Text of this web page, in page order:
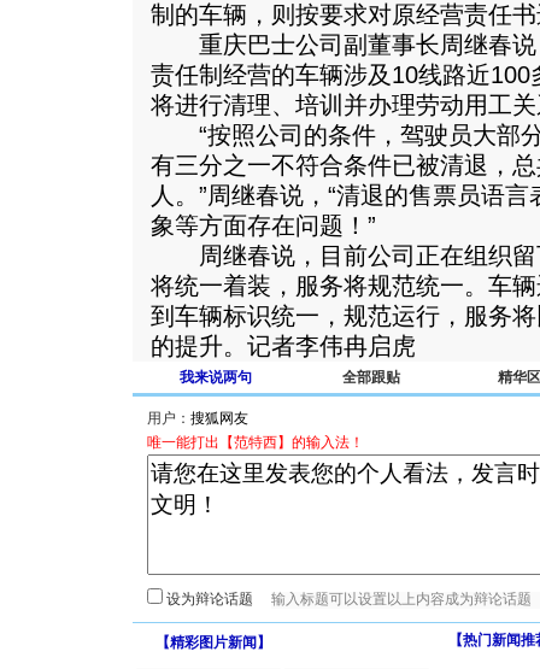
制的车辆，则按要求对原经营责任
重庆巴士公司副董事长周继春说
责任制经营的车辆涉及10线路近
将进行清理、培训并办理劳动用工
“按照公司的条件，驾驶员大部
有三分之一不符合条件已被清退，
人。”周继春说，“清退的售票员语
象等方面存在问题！”
周继春说，目前公司正在组织留
将统一着装，服务将规范统一。车
到车辆标识统一，规范运行，服务
的提升。记者李伟冉启虎
我来说两句 全部跟贴 精华区
用户：
唯一能打出【范特西】的输入法！
设为辩论话题
【精彩图片新闻 】 【热门新闻